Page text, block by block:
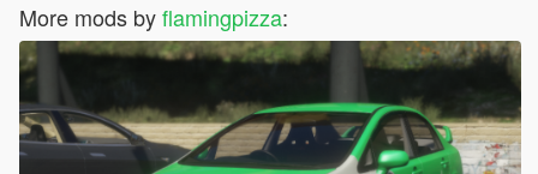
More mods byflamingpizza: